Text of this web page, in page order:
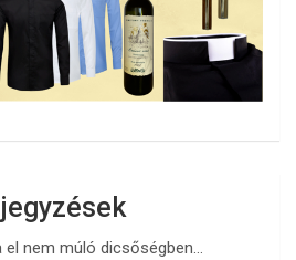
nem múló dicsőségben…